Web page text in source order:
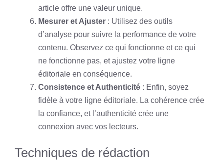
article offre une valeur unique.
Mesurer et Ajuster : Utilisez des outils
d’analyse pour suivre la performance de votre
contenu. Observez ce qui fonctionne et ce qui
ne fonctionne pas, et ajustez votre ligne
éditoriale en conséquence.
Consistence et Authenticité : Enfin, soyez
fidèle à votre ligne éditoriale. La cohérence crée
la confiance, et l’authenticité crée une
connexion avec vos lecteurs.
Techniques de rédaction